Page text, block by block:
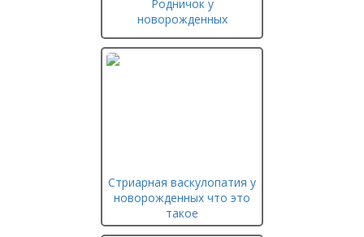
Родничок у
новорожденных
Стриарная васкулопатия у
новорожденных что это
такое